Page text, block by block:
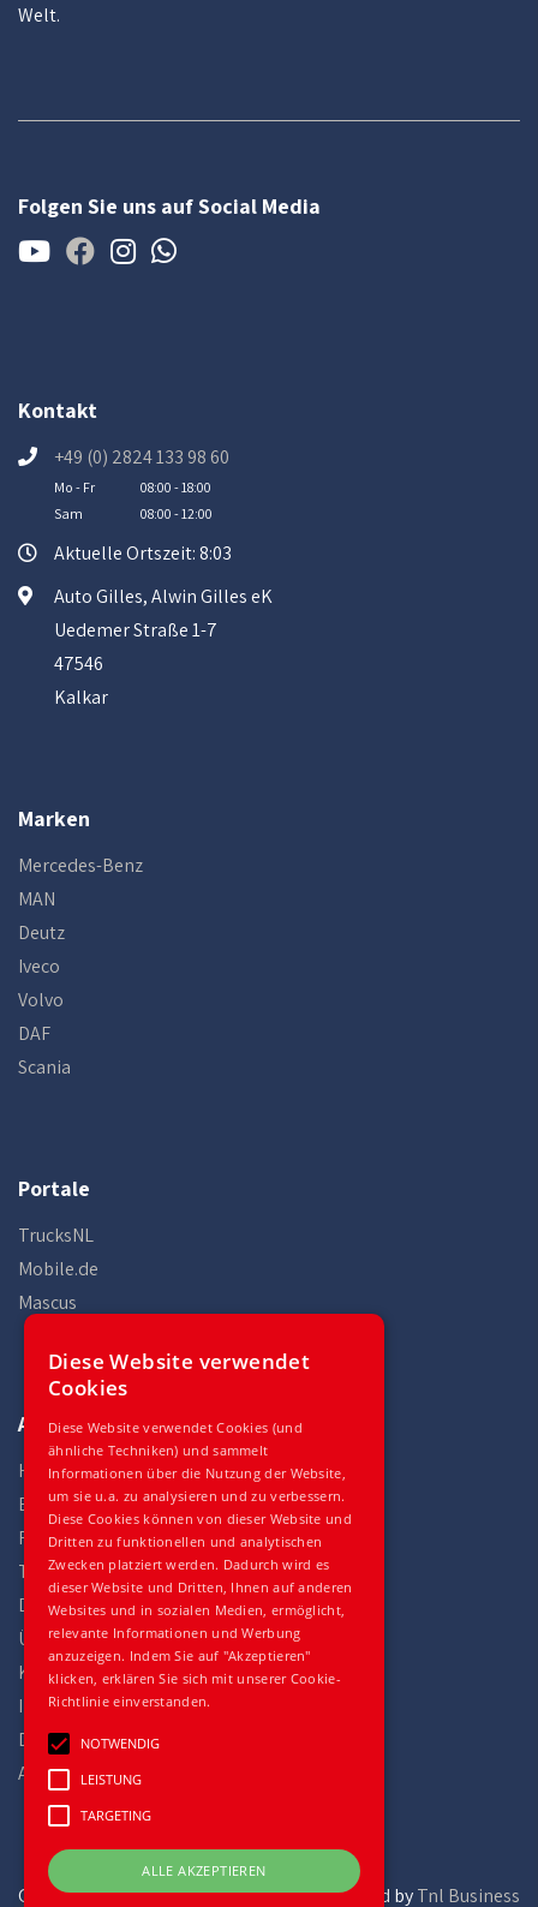
Welt.
Folgen Sie uns auf Social Media
Kontakt
+49 (0) 2824 133 98 60
Mo - Fr
08:00 - 18:00
Sam
08:00 - 12:00
Aktuelle Ortszeit: 8:03
Auto Gilles, Alwin Gilles eK
Uedemer Straße 1-7
47546
Kalkar
Marken
Mercedes-Benz
MAN
Deutz
Iveco
Volvo
DAF
Scania
Portale
TrucksNL
Mobile.de
Mascus
Auto Gilles
Home
Bestand
Fahrzeuge
Teile
Dienstleistungen
Über uns
Kontakt
Impressum
Datenschutz
Allgemeine Geschäftsbedingungen
Gilles Trucks and Parts powered byTnl Business
Diese Website verwendet
Cookies
Diese Website verwendet Cookies (und
ähnliche Techniken) und sammelt
Informationen über die Nutzung der Website,
um sie u.a. zu analysieren und zu verbessern.
Diese Cookies können von dieser Website und
Dritten zu funktionellen und analytischen
Zwecken platziert werden. Dadurch wird es
dieser Website und Dritten, Ihnen auf anderen
Websites und in sozialen Medien, ermöglicht,
relevante Informationen und Werbung
anzuzeigen. Indem Sie auf "Akzeptieren"
klicken, erklären Sie sich mit unserer Cookie-
Richtlinie einverstanden.
NOTWENDIG
LEISTUNG
TARGETING
ALLE AKZEPTIEREN